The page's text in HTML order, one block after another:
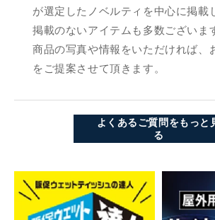
が選定したノベルティを中心に掲載
掲載のないアイテムも多数ございま
商品の写真や情報をいただければ、
をご提案させて頂きます。
よくあるご質問をもっと
る